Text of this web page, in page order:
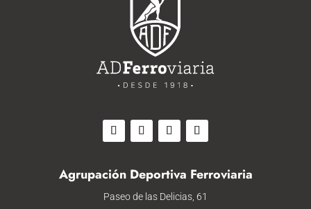
Agrupación Deportiva Ferroviaria
Paseo de las Delicias, 61